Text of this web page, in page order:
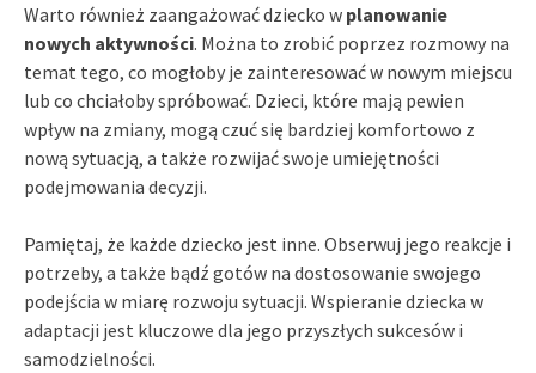
Warto również zaangażować dziecko w planowanie
nowych aktywności. Można to zrobić poprzez rozmowy na
temat tego, co mogłoby je zainteresować w nowym miejscu
lub co chciałoby spróbować. Dzieci, które mają pewien
wpływ na zmiany, mogą czuć się bardziej komfortowo z
nową sytuacją, a także rozwijać swoje umiejętności
podejmowania decyzji.
Pamiętaj, że każde dziecko jest inne. Obserwuj jego reakcje i
potrzeby, a także bądź gotów na dostosowanie swojego
podejścia w miarę rozwoju sytuacji. Wspieranie dziecka w
adaptacji jest kluczowe dla jego przyszłych sukcesów i
samodzielności.